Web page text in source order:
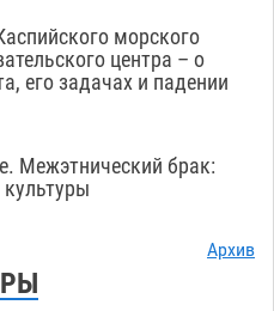
морского
центра – о
его задачах и падении
Межэтнический брак:
культуры
Архив